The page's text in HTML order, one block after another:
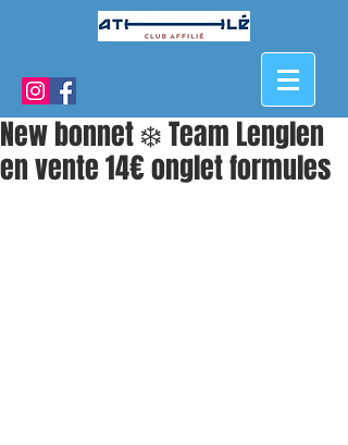
New bonnet ❄️ Team Lenglen
en vente 14€ onglet formules